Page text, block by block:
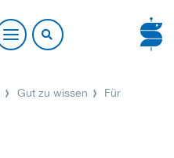
Gut zu wissen
Für